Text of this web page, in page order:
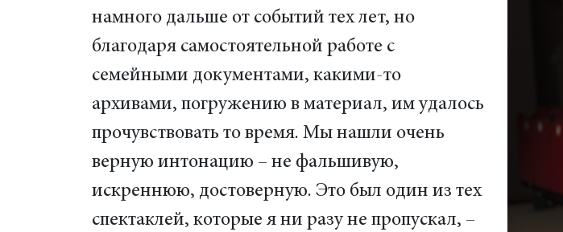
намного дальше от событий тех лет, но
благодаря самостоятельной работе с
семейными документами, какими-то
архивами, погружению в материал, им удалось
прочувствовать то время. Мы нашли очень
верную интонацию – не фальшивую,
искреннюю, достоверную. Это был один из тех
спектаклей, которые я ни разу не пропускал, –